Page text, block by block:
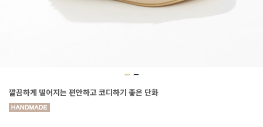
깔끔하게 떨어지는 편안하고 코디하기 좋은 단화